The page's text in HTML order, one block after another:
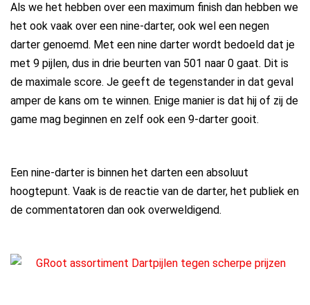
Als we het hebben over een maximum finish dan hebben we
het ook vaak over een nine-darter, ook wel een negen
darter genoemd. Met een nine darter wordt bedoeld dat je
met 9 pijlen, dus in drie beurten van 501 naar 0 gaat. Dit is
de maximale score. Je geeft de tegenstander in dat geval
amper de kans om te winnen. Enige manier is dat hij of zij de
game mag beginnen en zelf ook een 9-darter gooit.
Een nine-darter is binnen het darten een absoluut
hoogtepunt. Vaak is de reactie van de darter, het publiek en
de commentatoren dan ook overweldigend.